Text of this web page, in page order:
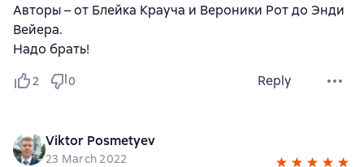
Авторы – от Блейка Крауча и Вероники Рот до Энди
Вейера.
Надо брать!
2 0 Reply
Viktor Posmetyev
23 March 2022